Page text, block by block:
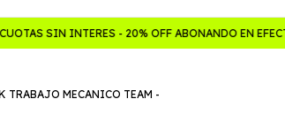
SIN INTERES - 20% OFF ABONANDO EN
TRABAJO MECANICO TEAM -